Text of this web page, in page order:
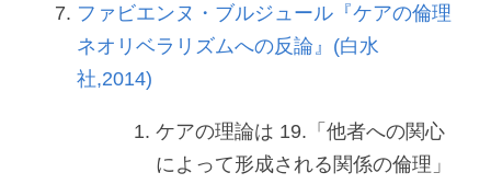
ファビエンヌ・ブルジュール『ケアの倫理
ネオリベラリズムへの反論』(白水
社,2014)
ケアの理論は 19.「他者への関心
によって形成される関係の倫理」